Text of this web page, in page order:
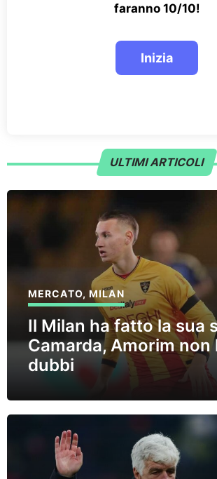
faranno 10/10!
ULTIMI ARTICOLI
MERCATO,MILAN
Il Milan ha fatto la sua
Camarda, Amorim non
dubbi